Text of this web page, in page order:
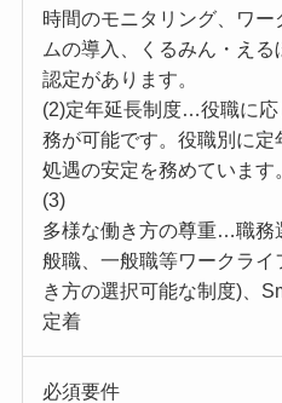
時間のモニタリング、ワー
ムの導入、くるみん・える
認定があります。
(2)定年延長制度…役職に
務が可能です。役職別に定
処遇の安定を務めています
(3)
多様な働き方の尊重…職務
般職、一般職等ワークラ
き方の選択可能な制度)、
定着
必須要件